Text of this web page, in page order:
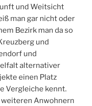
und Weitsicht
man gar nicht oder
Bezirk man da so
und
und
alternativer
einen Platz
Vergleiche kennt.
Anwohnern